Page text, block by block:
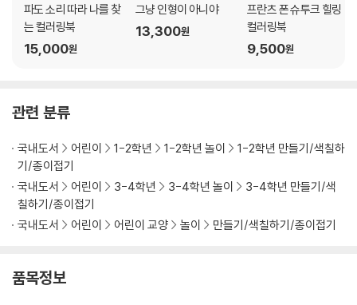
파도 소리 따라 나를 찾
는 컬러링북
15,000원
그냥 인형이 아니야
13,300원
프란츠 폰 슈투크 힐링
컬러링북
9,500원
관련 분류
국내도서 어린이 1-2학년 1-2학년 놀이
1-2학년 만들기/색칠하
기/종이접기
국내도서
어린이 3-4학년 3-4학년 놀이
3-4학년 만들기/색
칠하기/종이접기
국내도서
어린이 어린이 교양 놀이 만들기/색칠하기/종이접기
품목정보